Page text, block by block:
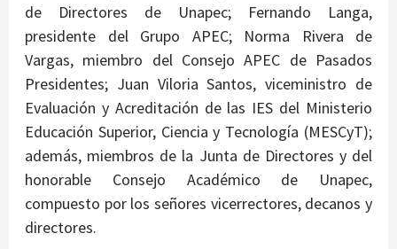
de Directores de Unapec; Fernando Langa,
presidente del Grupo APEC; Norma Rivera de
Vargas, miembro del Consejo APEC de Pasados
Presidentes; Juan Viloria Santos, viceministro de
Evaluación y Acreditación de las IES del Ministerio
Educación Superior, Ciencia y Tecnología (MESCyT);
además, miembros de la Junta de Directores y del
honorable Consejo Académico de Unapec,
compuesto por los señores vicerrectores, decanos y
directores.